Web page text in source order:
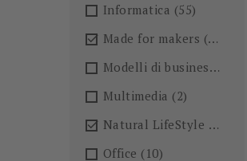
Informatica (55)
 Made for makers (13)
Modelli di business(57)
Multimedia (2)
 Natural LifeStyle
(4)
Office (10)